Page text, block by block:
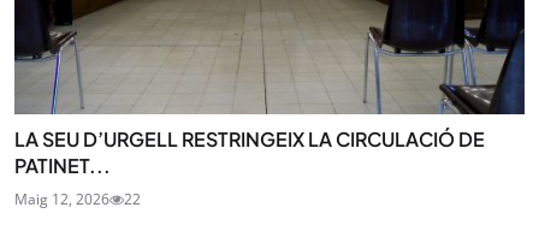
LA SEU D’URGELL RESTRINGEIX LA CIRCULACIÓ DE
PATINET...
Maig 12, 2026 22